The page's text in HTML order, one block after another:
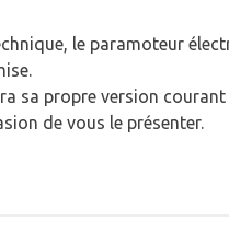
le paramoteur
sa propre version courant
de vous le présenter.